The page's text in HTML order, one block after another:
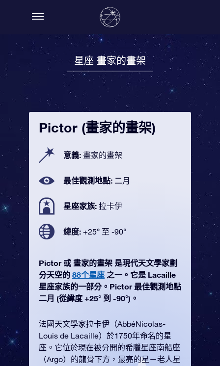
星座 畫家的畫架
Pictor (畫家的畫架)
意義: 畫家的畫架
最佳觀測地點: 二月
星座家族: 拉卡伊
緯度: +25° 至 -90°
Pictor 或 畫家的畫架 是現代天文學家劃
分天空的 88个星座 之一。它是 Lacaille
星座家族的一部分。Pictor 最佳觀測地點
二月 (從緯度 +25° 到 -90°)。
法國天文學家拉卡伊（AbbéNicolas-
Louis de Lacaille）於1750年命名的星
座。它位於現在被分開的希臘星座南船座
（Argo）的龍骨下方，最亮的星－老人星